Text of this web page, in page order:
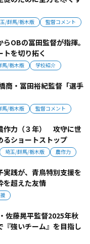
/群馬/栃木版 監督コメント
OBの冨田監督が指揮。
を切り拓く
馬/栃木版 学校紹介
商・冨田裕紀監督「選手
馬/栃木版 監督コメント
作力（３年） 攻守に世
るショートストップ
埼玉/群馬/栃木版 農作力
実践が、青鳥特別支援を
を超えた友情
佐藤晃平監督2025年秋
『強いチーム』を目指し